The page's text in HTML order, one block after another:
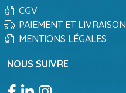
NOUS SUIVRE
CGV
PAIEMENT ET LIVRAISON
MENTIONS LÉGALES